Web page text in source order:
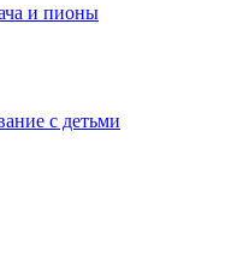
и пионы
с детьми